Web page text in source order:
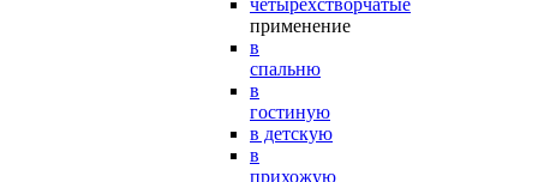
четырехстворчатые
применение
в
спальню
в
гостиную
в детскую
в
прихожую